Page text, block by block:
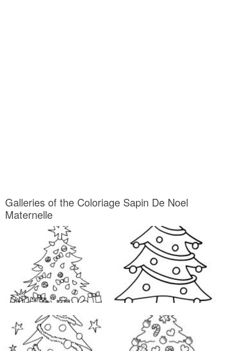
Galleries of the Coloriage Sapin De Noel
Maternelle